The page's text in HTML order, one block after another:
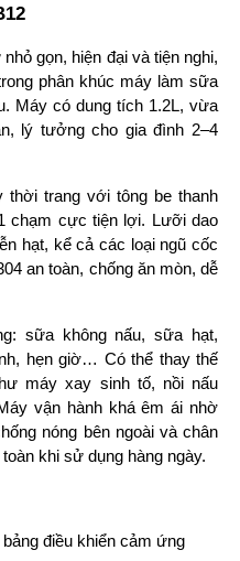
gọn, hiện đại và tiện nghi,
phân khúc máy làm sữa
Máy có dung tích 1.2L, vừa
lý tưởng cho gia đình 2–4
trang với tông be thanh
chạm cực tiện lợi. Lưỡi dao
hạt, kể cả các loại ngũ cốc
an toàn, chống ăn mòn, dễ
sữa không nấu, sữa hạt,
hẹn giờ… Có thể thay thế
máy xay sinh tố, nồi nấu
vận hành khá êm ái nhờ
nóng bên ngoài và chân
khi sử dụng hàng ngày.
điều khiển cảm ứng